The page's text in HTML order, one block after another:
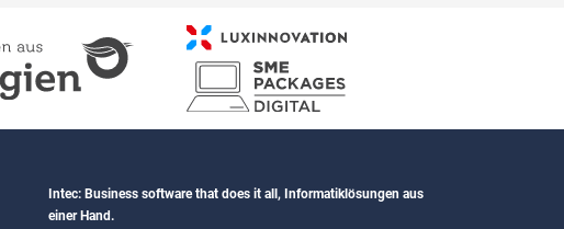
Intec: Business software that does it all, Informatiklösungen aus
einer Hand.